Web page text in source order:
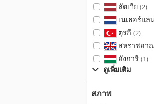
ลัตเวีย (2)
เนเธอร์แล
ตุรกี (2)
สหราชอา
ฮังการี (1)
ดูเพิ่มเติม
สภาพ